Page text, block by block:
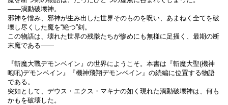
――渦動破壊神。
邪神を憎み、邪神が生み出した世界そのものを呪い、あまねく全てを破
壊し尽くした魔を“絶つ”剣。
この物語は、壊れた世界の残骸たちが惨めにも無様に足掻く、最期の断
末魔である――
『斬魔大戰デモンベイン』の世界にようこそ。本書は『斬魔大聖(機神
咆吼)デモンベイン』『機神飛翔デモンベイン』の続編に位置する物語
である。
突如として、デウス・エクス・マキナの如く現れた渦動破壊神は、何も
かもを破壊した。